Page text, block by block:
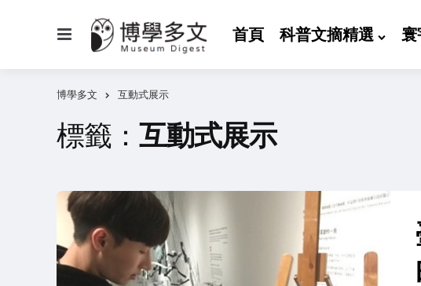
首頁 科普文摘精選 寰
博學多文 互動式展示
標籤： 互動式展示